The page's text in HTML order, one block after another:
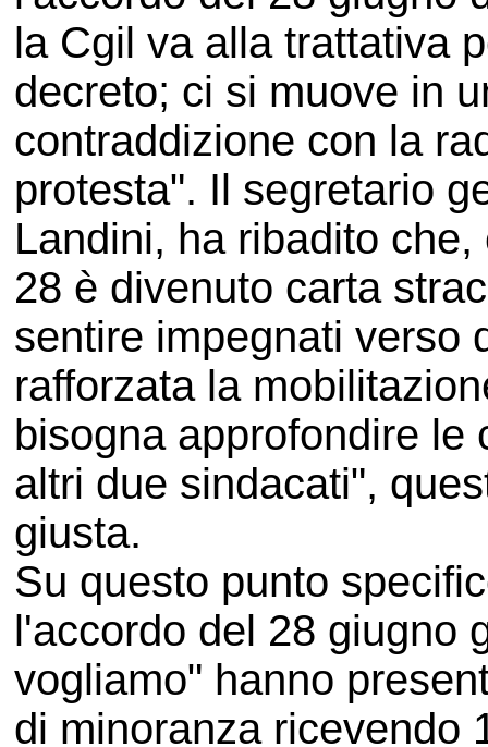
la Cgil va alla trattativa
decreto; ci si muove in
contraddizione con la
protesta". Il segretario
Landini, ha ribadito
28 è divenuto carta
sentire impegnati verso
rafforzata la
bisogna approfondire le
altri due sindacati",
giusta.
Su questo punto
l'accordo del 28 giugno
vogliamo" hanno
di minoranza ricevendo